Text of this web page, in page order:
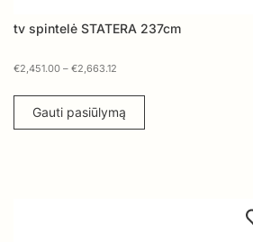
tv spintelė STATERA 237cm
€2,451.00 – €2,663.12
Gauti pasiūlymą